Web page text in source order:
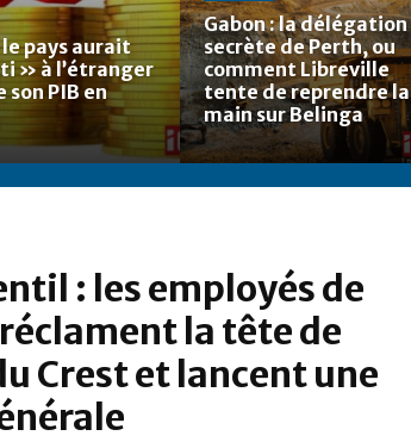
le pays aurait
» à l’étranger
son PIB en
Gabon : la délégation
secrète de Perth, ou
comment Libreville
tente de reprendre la
main sur Belinga
: les employés de
la tête de
Crest et lancent une